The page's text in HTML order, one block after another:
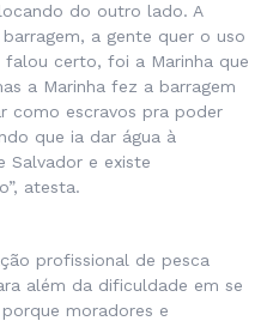
do outro lado. A
a gente quer o uso
certo, foi a Marinha que
a Marinha fez a barragem
como escravos pra poder
que ia dar água à
Salvador e existe
atesta.
profissional de pesca
além da dificuldade em se
moradores e